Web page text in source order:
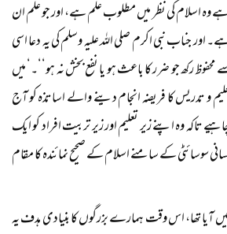
ہے وہ اسلام کی نظر میں مطلوب علم ہے، اور جو علم ان
جناب نبی اکرم صلی اللہ علیہ وسلم کی یہ دعا اسی
رکھ جو ضرر کا باعث ہو یا نفع بخش نہ ہو‘‘۔‘ میں
و تدریس کا فریضہ انجام دینے والے اساتذہ کو آج
تاکہ وہ اپنے زیر تعلیم اور زیر تربیت افراد کو ایک
سوسائٹی کے سامنے اسلام کے صحیح نمائندہ کا مقام
آیا تھا، اس وقت ہمارے بزرگوں کا بنیادی ہدف یہ